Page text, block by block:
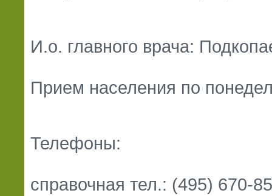
И.о. главного врача:
Прием населения по
Телефоны:
справочная тел.: (495) 670-